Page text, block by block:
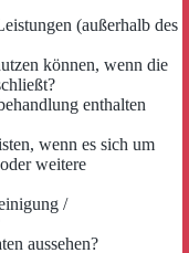
(außerhalb des
können, wenn die
enthalten
wenn es sich um
weitere
/
aussehen?